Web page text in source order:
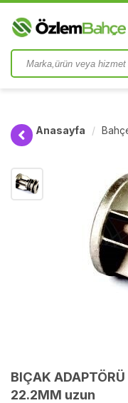
Anasayfa
BIÇAK
22.2MM uzun